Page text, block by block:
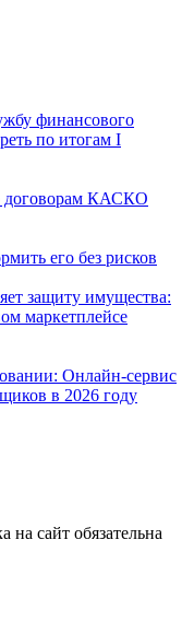
финансового
по итогам I
договорам КАСКО
его без рисков
защиту имущества:
маркетплейсе
Онлайн-сервис
в 2026 году
на сайт обязательна